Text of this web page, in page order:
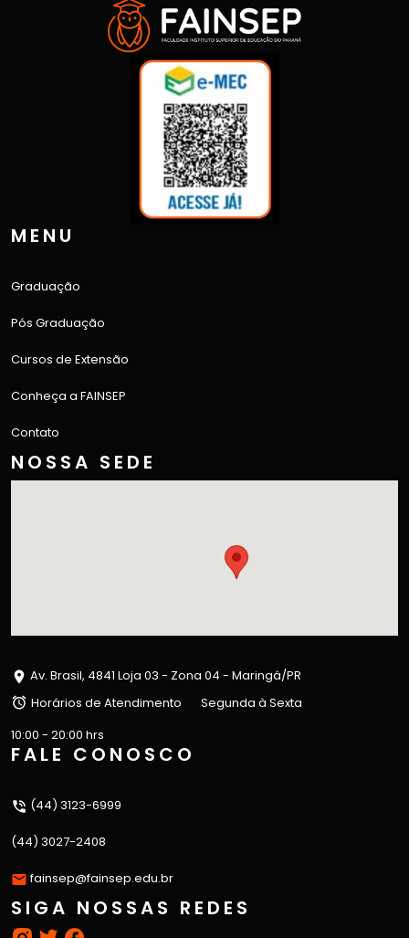
MENU
Graduação
Pós Graduação
Cursos de Extensão
Conheça a FAINSEP
Contato
NOSSA SEDE
Av. Brasil, 4841 Loja 03 - Zona 04 - Maringá/PR
Horários de Atendimento
Segunda à Sexta
10:00 - 20:00 hrs
FALE CONOSCO
(44) 3123-6999
(44) 3027-2408
fainsep@fainsep.edu.br
SIGA NOSSAS REDES